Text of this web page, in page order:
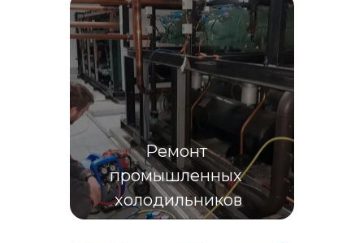
Ремонт
промышленных
холодильников